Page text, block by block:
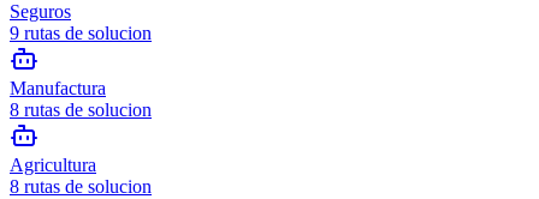
Seguros
9 rutas de solucion
Manufactura
8 rutas de solucion
Agricultura
8 rutas de solucion